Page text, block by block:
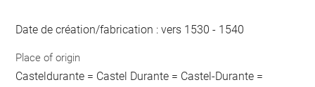
Date de création/fabrication : vers 1530 - 1540
Place of origin
Casteldurante = Castel Durante = Castel-Durante =